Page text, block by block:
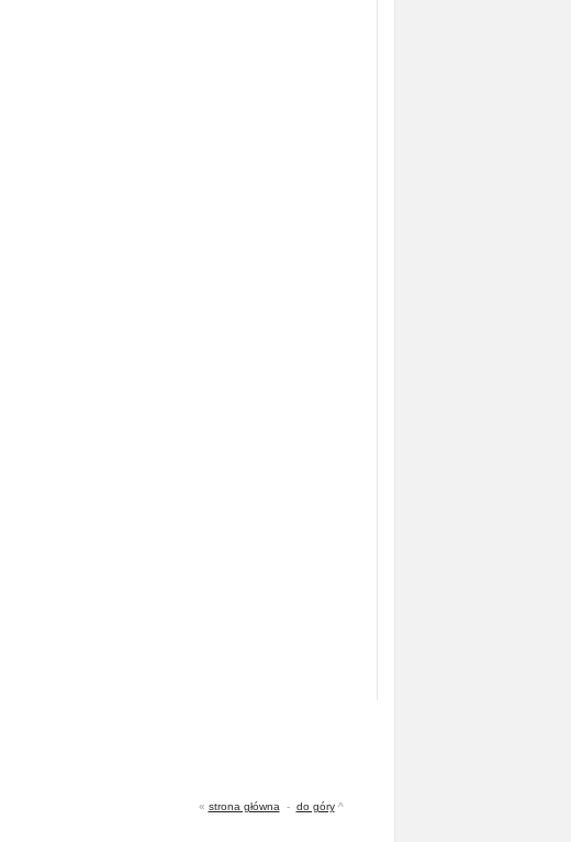
« strona główna - do góry^